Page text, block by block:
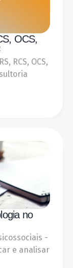
OCS,
RCS, OCS,
no
-
e analisar